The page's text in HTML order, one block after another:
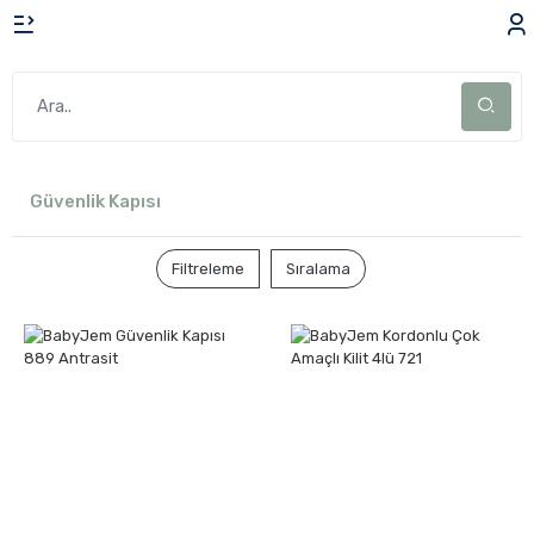
Güvenlik Kapısı
Filtreleme Sıralama